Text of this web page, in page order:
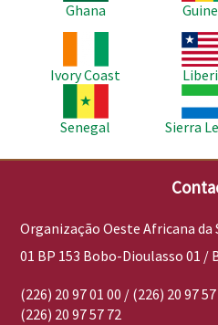
Ghana
Ivory Coast
Imagem
Imagem
Senegal
Imagem
Sierra
Organização Oeste Africana da
01 BP 153 Bobo-Dioulasso 01 /
(226) 20 97 01 00 / (226) 20 97
(226) 20 97 57 72